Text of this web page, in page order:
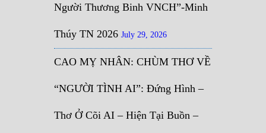
Người Thương Binh VNCH”-Minh
Thúy TN 2026 July 29, 2026
CAO MỴ NHÂN: CHÙM THƠ VỀ
“NGƯỜI TÌNH AI”: Đứng Hình –
Thơ Ở Cõi AI – Hiện Tại Buồn –